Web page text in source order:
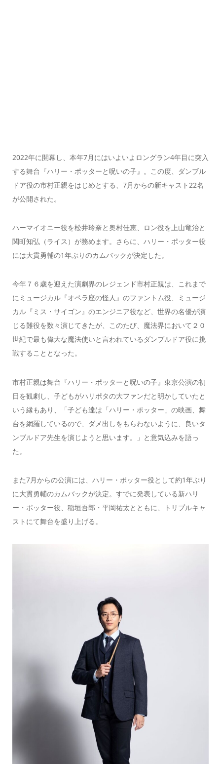
2022年に開幕し、本年7月にはいよいよロングラン4年目に突入
する舞台『ハリー・ポッターと呪いの子』。この度、ダンブル
ドア役の市村正親をはじめとする、7月からの新キャスト22名
が公開された。
ハーマイオニー役を松井玲奈と奥村佳恵、ロン役を上山竜治と
関町知弘（ライス）が務めます。さらに、ハリー・ポッター役
には大貫勇輔の1年ぶりのカムバックが決定した。
今年７６歳を迎えた演劇界のレジェンド市村正親は、これまで
にミュージカル『オペラ座の怪人』のファントム役、ミュージ
カル『ミス・サイゴン』のエンジニア役など、世界の名優が演
じる難役を数々演じてきたが、このたび、魔法界において２０
世紀で最も偉大な魔法使いと言われているダンブルドア役に挑
戦することとなった。
市村正親は舞台『ハリー・ポッターと呪いの子』東京公演の初
日を観劇し、子どもがハリポタの大ファンだと明かしていたと
いう縁もあり、「子ども達は「ハリー・ポッター」の映画、舞
台を網羅しているので、ダメ出しをもらわないように、良いタ
ンブルドア先生を演じようと思います。」と意気込みを語っ
た。
また7月からの公演には、ハリー・ポッター役として約1年ぶり
に大貫勇輔のカムバックが決定。すでに発表している新ハリ
ー・ポッター役、稲垣吾郎・平岡祐太とともに、トリプルキャ
ストにて舞台を盛り上げる。